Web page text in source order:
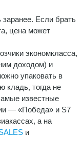
Если брать
цена может
экономкласса,
доходом) и
упаковать в
кладь, тогда не
известные
— «Победа» и S7
а на
и